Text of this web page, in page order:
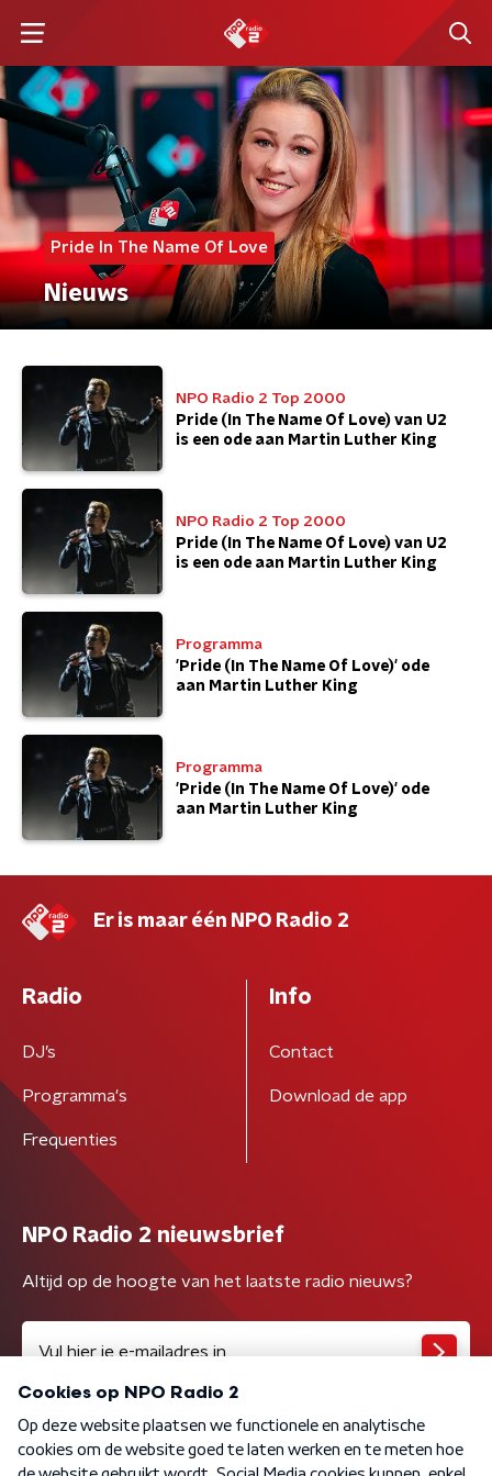
Pride In The Name Of Love
Nieuws
NPO Radio 2 Top 2000
Pride (In The Name Of Love) van U2
is een ode aan Martin Luther King
NPO Radio 2 Top 2000
Pride (In The Name Of Love) van U2
is een ode aan Martin Luther King
Programma
'Pride (In The Name Of Love)' ode
aan Martin Luther King
Programma
'Pride (In The Name Of Love)' ode
aan Martin Luther King
Er is maar één NPO Radio 2
Radio
DJ’s
Programma's
Frequenties
Info
Contact
Download de app
NPO Radio 2 nieuwsbrief
Altijd op de hoogte van het laatste radio nieuws?